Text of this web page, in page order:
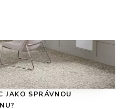
JAKO SPRÁVNOU